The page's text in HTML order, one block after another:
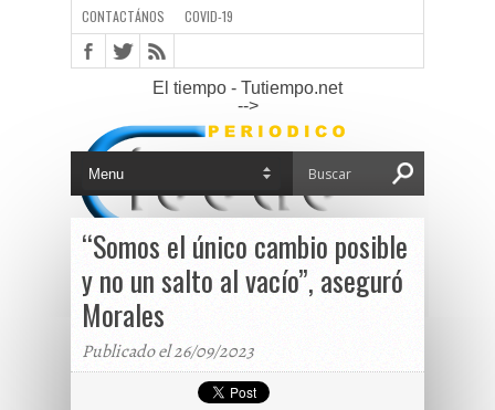
CONTACTÁNOS COVID-19
El tiempo - Tutiempo.net
-->
“Somos el único cambio posible
y no un salto al vacío”, aseguró
Morales
Publicado el 26/09/2023